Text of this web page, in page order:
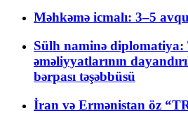
Məhkəmə icmalı: 3–5
Sülh naminə diplomatiya:
əməliyyatlarının
bərpası təşəbbüsü
İran və Ermənistan öz